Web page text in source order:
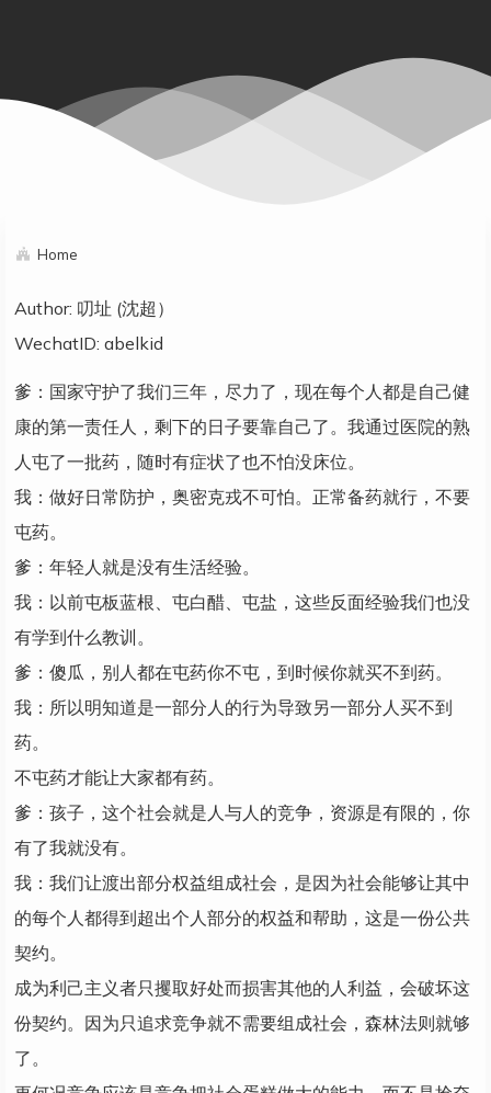
Home
Author: 叨址 (沈超）
WechatID: abelkid
爹：国家守护了我们三年，尽力了，现在每个人都是自己健
康的第一责任人，剩下的日子要靠自己了。我通过医院的熟
人屯了一批药，随时有症状了也不怕没床位。
我：做好日常防护，奥密克戎不可怕。正常备药就行，不要
屯药。
爹：年轻人就是没有生活经验。
我：以前屯板蓝根、屯白醋、屯盐，这些反面经验我们也没
有学到什么教训。
爹：傻瓜，别人都在屯药你不屯，到时候你就买不到药。
我：所以明知道是一部分人的行为导致另一部分人买不到
药。
不屯药才能让大家都有药。
爹：孩子，这个社会就是人与人的竞争，资源是有限的，你
有了我就没有。
我：我们让渡出部分权益组成社会，是因为社会能够让其中
的每个人都得到超出个人部分的权益和帮助，这是一份公共
契约。
成为利己主义者只攫取好处而损害其他的人利益，会破坏这
份契约。因为只追求竞争就不需要组成社会，森林法则就够
了。